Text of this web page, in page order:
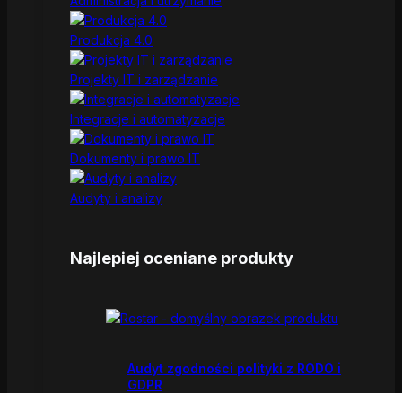
Produkcja 4.0
Projekty IT i zarządzanie
Integracje i automatyzacje
Dokumenty i prawo IT
Audyty i analizy
Najlepiej oceniane produkty
Audyt zgodności polityki z RODO i
GDPR